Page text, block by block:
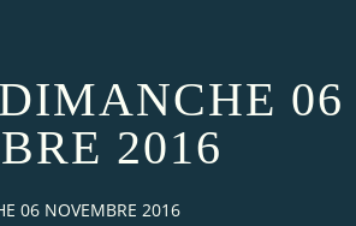
06
2016
06 NOVEMBRE 2016